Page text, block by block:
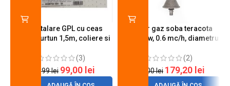
Kit instalare GPL cu ceas
butelie, furtun 1,5m, coliere si
(3)
120,99lei 99,00 lei
Arzator gaz soba teracota
A600, 6 kw, 0.6 mc/h, diametru
(2)
200,00lei 179,20 lei